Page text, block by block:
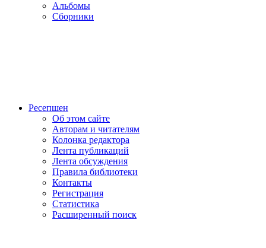
Альбомы
Сборники
Ресепшен
Об этом сайте
Авторам и читателям
Колонка редактора
Лента публикаций
Лента обсуждения
Правила библиотеки
Контакты
Регистрация
Статистика
Расширенный поиск